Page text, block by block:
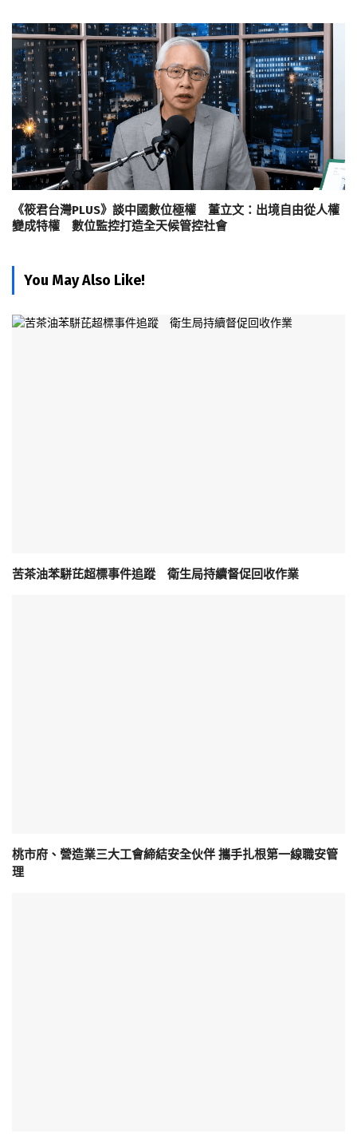
《筱君台灣PLUS》談中國數位極權 董立文：出境自由從人權
變成特權 數位監控打造全天候管控社會
You May Also Like!
苦茶油苯駢芘超標事件追蹤 衛生局持續督促回收作業
桃市府、營造業三大工會締結安全伙伴 攜手扎根第一線職安管
理